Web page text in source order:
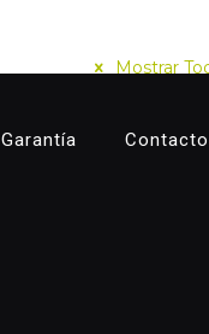
Garantía Contacto
Mostrar